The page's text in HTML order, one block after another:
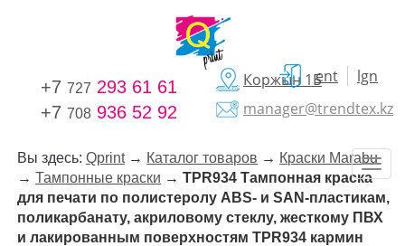
+7 727 293 61 61
+7 708 936 52 92
Коржын 1Б
manager@trendtex.kz
ent lgn
Вы здесь:Qprint→ Каталог товаров → Краски Marabu
→Тампонные краски →TPR934 Тампонная краска
для печати по полистеролу ABS- и SAN-пластикам,
поликарбанату, акриловому стеклу, жесткому ПВХ
и лакированным поверхностям TPR934 кармин